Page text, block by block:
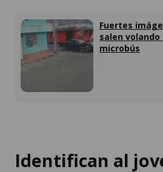
Fuertes
salen volando
microbús
Identifican al